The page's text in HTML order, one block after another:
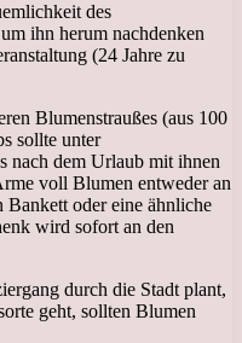
des
ihn herum nachdenken
(24 Jahre zu
Blumenstraußes (aus 100
sollte unter
nach dem Urlaub mit ihnen
voll Blumen entweder an
Bankett oder eine ähnliche
wird sofort an den
durch die Stadt plant,
geht, sollten Blumen